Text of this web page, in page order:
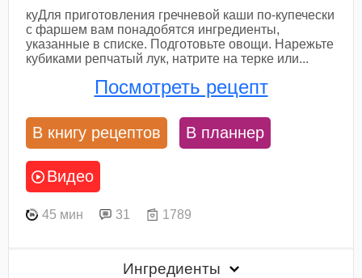
куДля приготовления гречневой каши по-купечески
с фаршем вам понадобятся ингредиенты,
указанные в списке. Подготовьте овощи. Нарежьте
кубиками репчатый лук, натрите на терке или...
Посмотреть рецепт
В книгу рецептов В планнер
Видео
45 мин 31 1789
Ингредиенты